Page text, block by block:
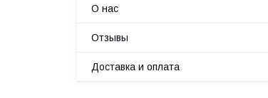
О нас
Отзывы
Доставка и оплата